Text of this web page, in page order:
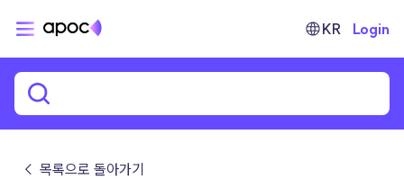
KR Login
← 목록으로 돌아가기